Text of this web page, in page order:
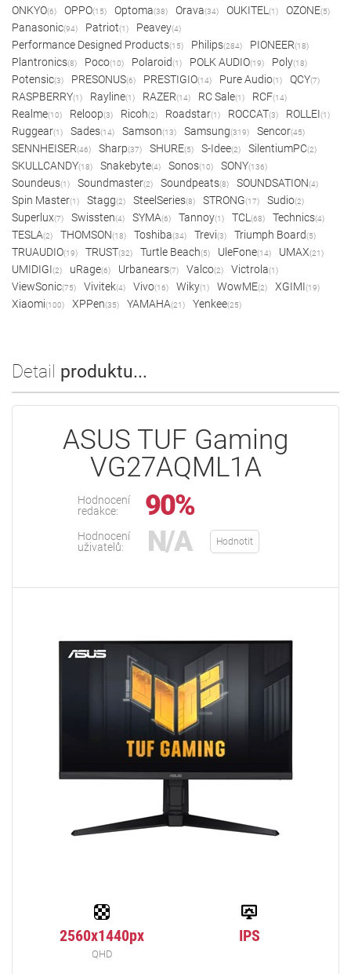
ONKYO(6) OPPO(15) Optoma(38) Orava(34) OUKITEL (1) OZONE(5)
Panasonic(94) Patriot(1) Peavey(4)
Performance Designed Products(15) Philips(284) PIONEER(18)
Plantronics(8) Poco(10) Polaroid(1) POLK AUDIO(19) Poly(18)
Potensic(3) PRESONUS(6) PRESTIGIO(14) Pure Audio(1) QCY(7)
RASPBERRY(1) Rayline(1) RAZER(14) RC Sale(1) RCF(14)
Realme(10) Reloop(3) Ricoh(2) Roadstar(1) ROCCAT(3) ROLLEI(1)
Ruggear(1) Sades(14) Samson(13) Samsung(319) Sencor(45)
SENNHEISER(46) Sharp(37) SHURE(5) S-Idee(2) SilentiumPC(2)
SKULLCANDY(18) Snakebyte(4) Sonos(10) SONY(136)
Soundeus(1) Soundmaster(2) Soundpeats(8) SOUNDSATION(4)
Spin Master(1) Stagg(2) SteelSeries(8) STRONG(17) Sudio(2)
Superlux(7) Swissten(4) SYMA(6) Tannoy(1) TCL (68) Technics(4)
TESLA(2) THOMSON(18) Toshiba(34) Trevi(3) Triumph Board(5)
TRUAUDIO(19) TRUST(32) Turtle Beach(5) UleFone(14) UMAX(21)
UMIDIGI(2) uRage(6) Urbanears(7) Valco(2) Victrola(1)
ViewSonic(75) Vivitek(4) Vivo(16) Wiky(1) WowME(2) XGIMI(19)
Xiaomi(100) XPPen(35) YAMAHA(21) Yenkee(25)
Detail produktu...
ASUS TUF Gaming
VG27AQML1A
Hodnocení
redakce:
90%
Hodnocení
uživatelů:
N/A Hodnotit
2560x1440px
QHD
IPS